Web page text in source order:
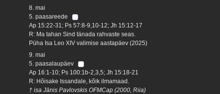
8. mai
5. paasareede
Ap 15:22-31; Ps 57:8-9,10-12; Jh 15:12-17
R: Ma tahan Sind tänada rahvaste seas.
Püha Isa Leo XIV valimise aastapäev (2025)
9. mai
5. paasalaupäev
Ap 16:1-10; Ps 100:1b-2,3,5; Jh 15:18-21
R: Hõisake Issandale, kõik ilmamaad.
† isa Jānis Pavlovskis OFMCap (2000, Riia)